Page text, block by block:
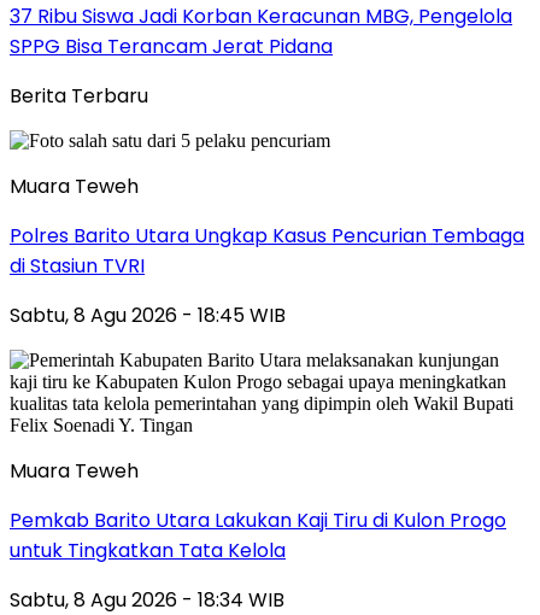
37 Ribu Siswa Jadi Korban Keracunan MBG, Pengelola
SPPG Bisa Terancam Jerat Pidana
Berita Terbaru
Muara Teweh
Polres Barito Utara Ungkap Kasus Pencurian Tembaga
di Stasiun TVRI
Sabtu, 8 Agu 2026 - 18:45 WIB
Muara Teweh
Pemkab Barito Utara Lakukan Kaji Tiru di Kulon Progo
untuk Tingkatkan Tata Kelola
Sabtu, 8 Agu 2026 - 18:34 WIB